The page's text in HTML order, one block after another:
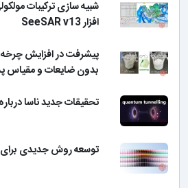
شبیه سازی ترکیبات
افزار SeeSAR v13
پیشرفت در افزایش
بدون ضایعات و مقیاس
تحقیقات جدید ناسا
توسعه روش جدیدی برای